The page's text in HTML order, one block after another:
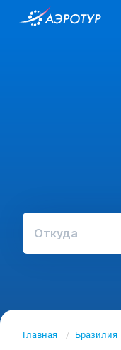
Откуда
Главная Бразилия